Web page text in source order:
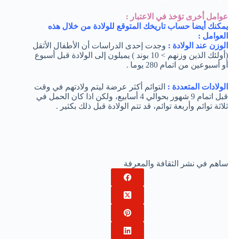
عوامل أخرى تؤخذ في الاعتبار :
يمكنك أيضا حساب تاريخك المتوقع للولادة من خلال هذه
العوامل :
الوزن عند الولادة : وجدت إحدى الدراسات أن الأطفال الأثقل
(أولئك الذين وزنهم > 10 بوند ) يميلون إلى الولادة قبل أسبوع
أو أسبوعين من اتمام 280 يوما .
الولادات المتعددة : التوائم أكثر عرضة ليتم ولادتهم في وقت
قبل اتمام 9 شهور بحوالي 4 أسابيع، ولكن اذا كان الحمل في
ثلاثة توائم وأربعة توائم، قد تتم الولادة قبل ذلك بكثير .
ساهم في نشر الثقافة والمعرفة